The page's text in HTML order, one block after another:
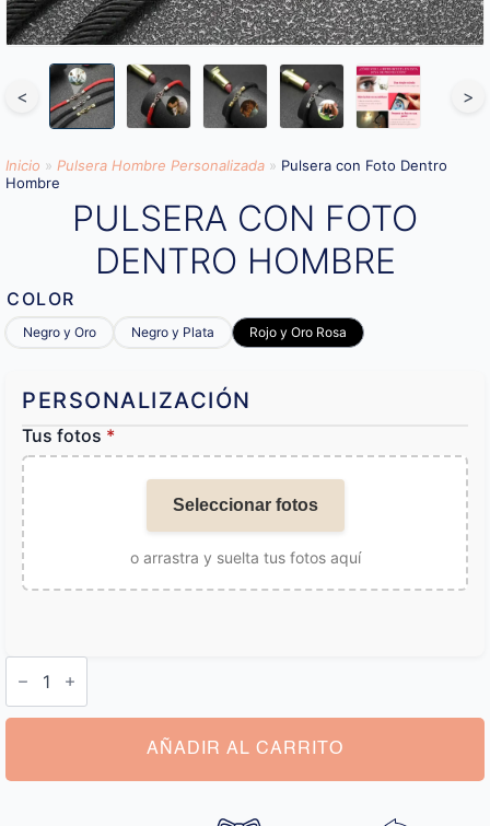
< >
Inicio » Pulsera Hombre Personalizada » Pulsera con Foto Dentro
Hombre
PULSERA CON FOTO
DENTRO HOMBRE
COLOR
Negro y Oro Negro y Plata Rojo y Oro Rosa
PERSONALIZACIÓN
Tus fotos *
Seleccionar fotos
o arrastra y suelta tus fotos aquí
Pulsera
con
Foto
Dentro
AÑADIR AL CARRITO